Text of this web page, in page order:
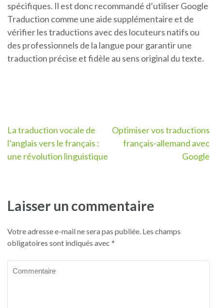
spécifiques. Il est donc recommandé d’utiliser Google
Traduction comme une aide supplémentaire et de
vérifier les traductions avec des locuteurs natifs ou
des professionnels de la langue pour garantir une
traduction précise et fidèle au sens original du texte.
Navigation
de
La traduction vocale de
l’anglais vers le français :
une révolution linguistique
Optimiser vos traductions
français-allemand avec
Google
Laisser un commentaire
Votre adresse e-mail ne sera pas publiée. Les champs
obligatoires sont indiqués avec *